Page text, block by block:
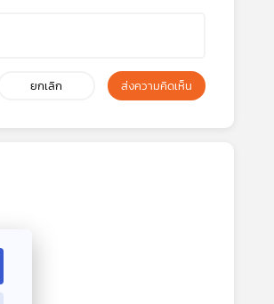
ยกเลิก ส่งความคิดเห็น